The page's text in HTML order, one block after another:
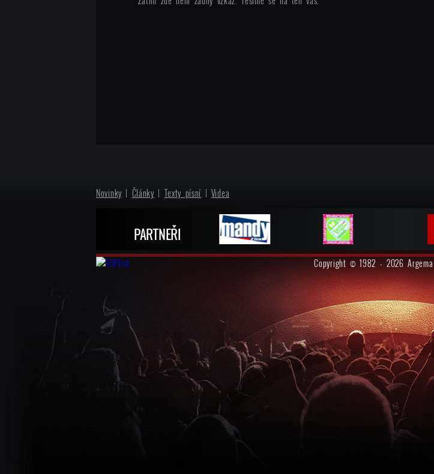
Novinky | Články |Texty písní | Videa
PARTNEŘI
Copyright © 1982 - 2026